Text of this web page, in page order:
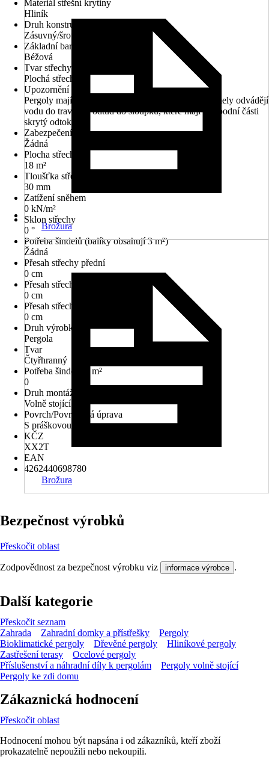
Materiál střešní krytiny
Hliník
Druh konstrukce
Zásuvný/šroubovací systém
Základní barva
Béžová
Tvar střechy
Plochá střecha
Upozornění
Pergoly mají integrovaný systém odvodu vody. Lamely odvádějí
vodu do traverz a odtud do sloupků, které mají ve spodní části
skrytý odtok.
Zabezpečení
Žádná
Plocha střechy
18 m²
Tloušťka střechy
30 mm
Zatížení sněhem
0 kN/m²
Sklon střechy
0 °
Potřeba šindelů (balíky obsahují 3 m²)
Žádná
Přesah střechy přední
0 cm
Přesah střechy boční
0 cm
Přesah střechy zadní
0 cm
Druh výrobku
Pergola
Tvar
Čtyřhranný
Potřeba šindelů v m²
0
Druh montáže
Volně stojící
Povrch/Povrchová úprava
S práškovou úpravou
KČZ
XX2T
EAN
4262440698780
Brožura
Brožura
Bezpečnost výrobků
Přeskočit oblast
Zodpovědnost za bezpečnost výrobku viz informace výrobce .
Další kategorie
Přeskočit seznam
Zahrada
Zahradní domky a přístřešky
Pergoly
Bioklimatické pergoly
Dřevěné pergoly
Hliníkové pergoly
Zastřešení terasy
Ocelové pergoly
Příslušenství a náhradní díly k pergolám
Pergoly volně stojící
Pergoly ke zdi domu
Zákaznická hodnocení
Přeskočit oblast
Hodnocení mohou být napsána i od zákazníků, kteří zboží
prokazatelně nepoužili nebo nekoupili.